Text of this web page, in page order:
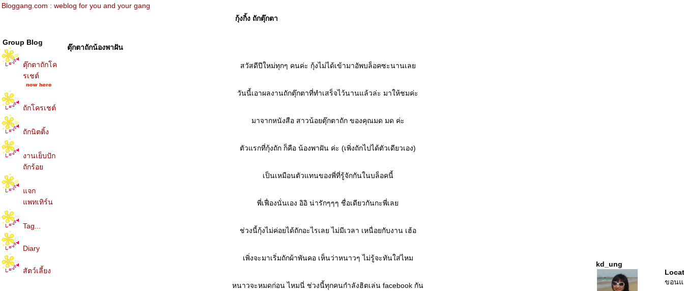
Bloggang.com : weblog for you and your gang
Group Blog
ตุ๊กตาถักโค
รเชต์
ถักโครเชต์
ถักนิตติ้ง
งานเย็บปัก
ถักร้อ
จก
พทเทิร์น
Tag...
Diary
สัตว์เลี้ยง
ตุ๊กตาถักน้องพาฝัน
สวัสดีปีใหม่ทุกๆ คนค่ะ กุ้งไม่ได้เข้ามาอัพบล็อคซะนานเล
วันนี้เอาผลงานถักตุ๊กตาที่ทำเสร็จไว้นานแล้วล่ะ มาให้ชมค่ะ
มาจากหนังสือ สาวน้อยตุ๊กตาถัก ของคุณมด มด ค่ะ
ตัวแรกที่กุ้งถัก ก็คือ น้องพาฝัน ค่ะ (เพิ่งถักไปได้ตัวเดียวเอง)
เป็นเหมือนตัวแทนของพี่ที่รู้จักกันในบล็อคนี้
พี่เฟื่องนั่นเอง อิอิ น่ารักๆๆๆ ชื่อเดียวกันกะพี่เล
ช่วงนี้กุ้งไม่ค่อยได้ถักอะไรเลย ไม่มีเวลา เหนื่อยกับงาน เฮ้อ
เพิ่งจะมาเริ่มถักผ้าพันคอ เห็นว่าหนาวๆ ไม่รู้จะทันใส่ไหม
หนาวจะหมดก่อน ไหมนี่ ช่วงนี้ทุกคนกำลังฮิตเล่น facebook กัน
kd_ung
ขอนแ